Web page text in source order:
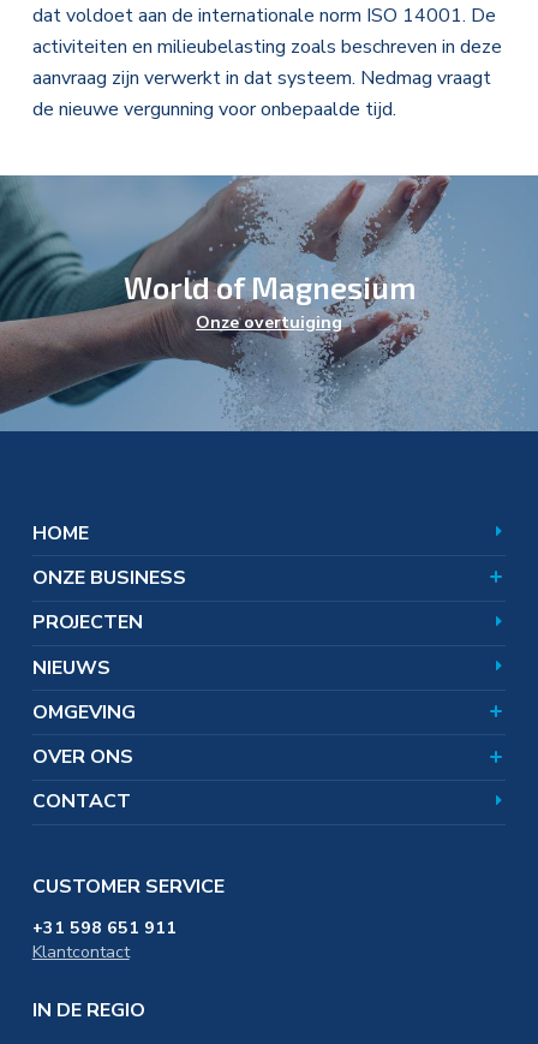
dat voldoet aan de internationale norm ISO 14001. De
activiteiten en milieubelasting zoals beschreven in deze
aanvraag zijn verwerkt in dat systeem. Nedmag vraagt
de nieuwe vergunning voor onbepaalde tijd.
World of Magnesium
Onze overtuiging
HOOFDNAVIGATIE
HOME
ONZE BUSINESS
Markten en toepassingen
Energie
Health & Wellness
Industrie
Landbouw
Milieu
Vuurvast
Producten
Magnesiumhydroxide
PROJECTEN
NIEUWS
OMGEVING
Uitgelichte onderwerpen
Wat doet Nedmag?
Hoe werkt zoutwinning?
Zoutwinning en bodemdaling
In de omgeving
Omgevingsnieuws
Veelgestelde vragen
SAMEN. omgevingsfonds
OVER ONS
Onze overtuiging
World of Magnesium
Aandeelhouders
Team
Corporate responsibility
Certificaten
Distributie & Logistiek
Werken bij
Educatie & Onderwijs
CONTACT
CUSTOMER SERVICE
+31 598 651 911
Klantcontact
IN DE REGIO